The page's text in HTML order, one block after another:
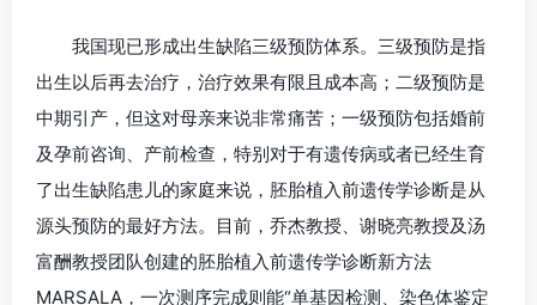
我国现已形成出生缺陷三级预防体系。三级预防是指
出生以后再去治疗，治疗效果有限且成本高；二级预防是
中期引产，但这对母亲来说非常痛苦；一级预防包括婚前
及孕前咨询、产前检查，特别对于有遗传病或者已经生育
了出生缺陷患儿的家庭来说，胚胎植入前遗传学诊断是从
源头预防的最好方法。目前，乔杰教授、谢晓亮教授及汤
富酬教授团队创建的胚胎植入前遗传学诊断新方法
MARSALA，一次测序完成则能“单基因检测、染色体鉴定